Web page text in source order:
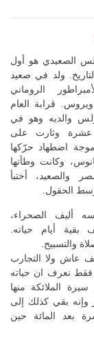
الصعيدي هو أول
ولد في صعيد
الروماني
قرابة العام
بولس والديه وهو في
وثارت على
اضطهاد حرّكها
وكانت وطأتها
والصعيد، أختبأ
الحقول.
أليف الصحراء،
أيام حياته.
والتسبيح.
عاش ولا التجارب
فقط نعرف ان حياته
الملائكة منها
وإنه بقي كذلك إلى
بعد المائة حين